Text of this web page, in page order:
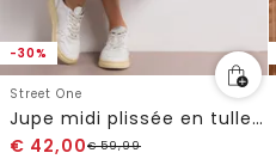
-30%
Street One
Jupe midi plissée en tulle structuré
€ 42,00€59,99